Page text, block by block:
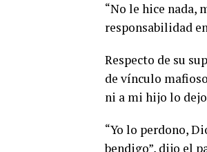
“No le hice nada,
responsabilidad
Respecto de su
de vínculo
ni a mi hijo lo
“Yo lo perdono,
bendigo”, dijo el